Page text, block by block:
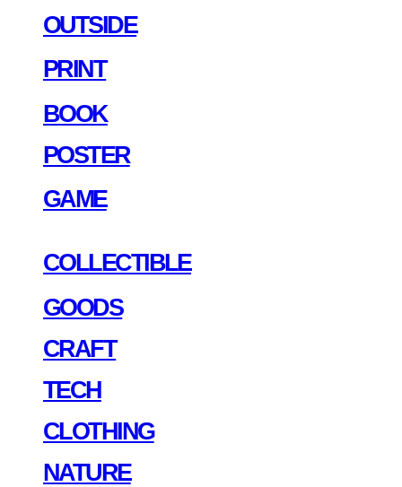
OUTSIDE
PRINT
BOOK
POSTER
GAME
COLLECTIBLE
GOODS
CRAFT
TECH
CLOTHING
NATURE